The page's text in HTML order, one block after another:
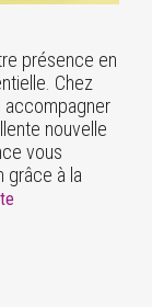
présence en
Chez
accompagner
nouvelle
vous
grâce à la